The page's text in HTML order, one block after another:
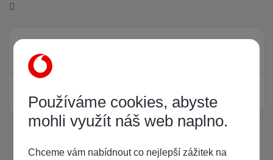
Právě prohlíží tuto stránku
Žádný registrovaný uživatel si neprohlíží tuto stránku
Používáme cookies, abyste
mohli využít náš web naplno.
Chceme vám nabídnout co nejlepší zážitek na